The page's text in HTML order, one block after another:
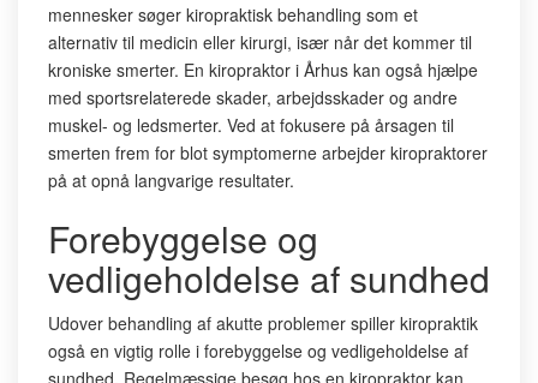
mennesker søger kiropraktisk behandling som et
alternativ til medicin eller kirurgi, især når det kommer til
kroniske smerter. En kiropraktor i Århus kan også hjælpe
med sportsrelaterede skader, arbejdsskader og andre
muskel- og ledsmerter. Ved at fokusere på årsagen til
smerten frem for blot symptomerne arbejder kiropraktorer
på at opnå langvarige resultater.
Forebyggelse og
vedligeholdelse af sundhed
Udover behandling af akutte problemer spiller kiropraktik
også en vigtig rolle i forebyggelse og vedligeholdelse af
sundhed. Regelmæssige besøg hos en kiropraktor kan